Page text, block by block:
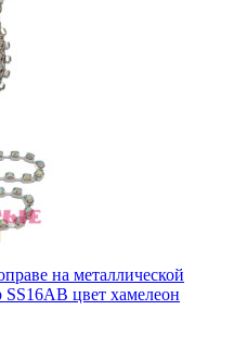
на металлической
цвет хамелеон